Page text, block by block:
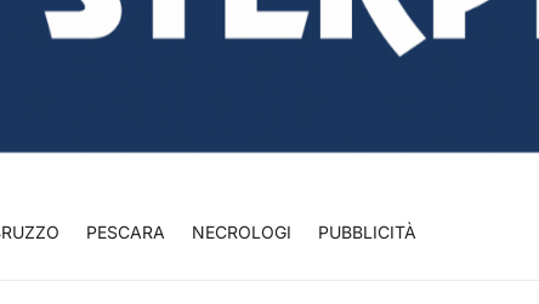
PESCARA NECROLOGI PUBBLICITÀ